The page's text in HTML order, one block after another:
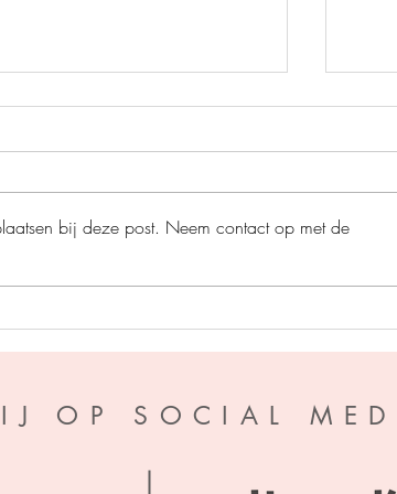
war of Wyverns - S.F.
bij deze post. Neem contact op met de
OP SOCIAL